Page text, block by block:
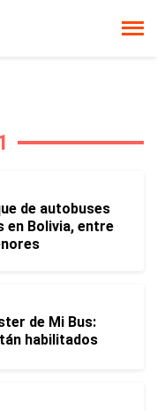
de autobuses
en Bolivia, entre
de Mi Bus:
habilitados